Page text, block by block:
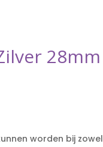
28mm
worden bij zowel